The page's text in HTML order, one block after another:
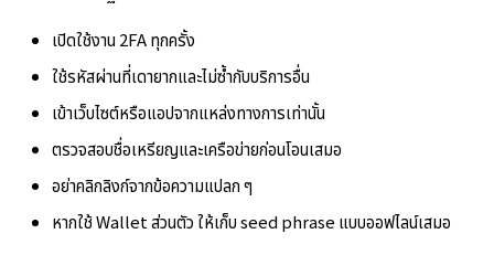
เปิดใช้งาน 2FA ทุกครั้ง
ใช้รหัสผ่านที่เดายากและไม่ซ้ำกับบริการอื่น
เข้าเว็บไซต์หรือแอปจากแหล่งทางการเท่านั้น
ตรวจสอบชื่อเหรียญและเครือข่ายก่อนโอนเสมอ
อย่าคลิกลิงก์จากข้อความแปลก ๆ
หากใช้ Wallet ส่วนตัว ให้เก็บ seed phrase แบบออฟไลน์เสมอ